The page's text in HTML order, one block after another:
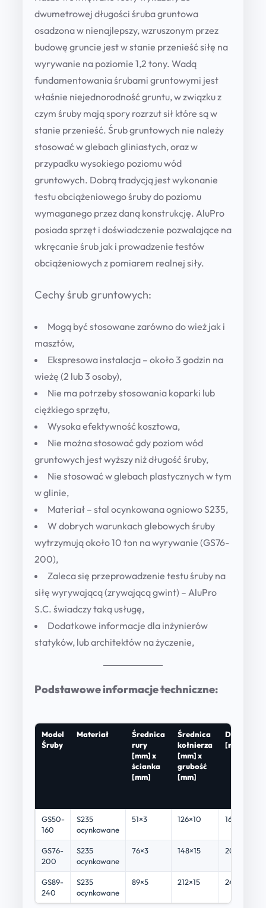
dwumetrowej długości śruba gruntowa
osadzona w nienajlepszy, wzruszonym przez
budowę gruncie jest w stanie przenieść siłę na
wyrywanie na poziomie 1,2 tony. Wadą
fundamentowania śrubami gruntowymi jest
właśnie niejednorodność gruntu, w związku z
czym śruby mają spory rozrzut sił które są w
stanie przenieść. Śrub gruntowych nie należy
stosować w glebach gliniastych, oraz w
przypadku wysokiego poziomu wód
gruntowych. Dobrą tradycją jest wykonanie
testu obciążeniowego śruby do poziomu
wymaganego przez daną konstrukcję. AluPro
posiada sprzęt i doświadczenie pozwalające na
wkręcanie śrub jak i prowadzenie testów
obciążeniowych z pomiarem realnej siły.
Cechy śrub gruntowych:
Mogą być stosowane zarówno do wież jak i
masztów,
Ekspresowa instalacja – około 3 godzin na
wieżę (2 lub 3 osoby),
Nie ma potrzeby stosowania koparki lub
ciężkiego sprzętu,
Wysoka efektywność kosztowa,
Nie można stosować gdy poziom wód
gruntowych jest wyższy niż długość śruby,
Nie stosować w glebach plastycznych w tym
w glinie,
Materiał – stal ocynkowana ogniowo S235,
W dobrych warunkach glebowych śruby
wytrzymują około 10 ton na wyrywanie (GS76-
200),
Zaleca się przeprowadzenie testu śruby na
siłę wyrywającą (zrywającą gwint) – AluPro
S.C. świadczy taką usługę,
Dodatkowe informacje dla inżynierów
statyków, lub architektów na życzenie,
Podstawowe informacje techniczne:
Model
Śruby
Materiał
Średnica
rury
[mm] x
ścianka
[mm]
Średnica
kołnierza
[mm] x
grubość
[mm]
Długość
[mm]
GS50-
160
S235
ocynkowane
51×3 126×10 1600
GS76-
200
S235
ocynkowane
76×3 148×15 2000
GS89-
240
S235
ocynkowane
89×5 212×15 2400